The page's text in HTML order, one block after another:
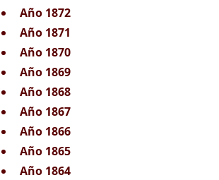
Año 1872
Año 1871
Año 1870
Año 1869
Año 1868
Año 1867
Año 1866
Año 1865
Año 1864